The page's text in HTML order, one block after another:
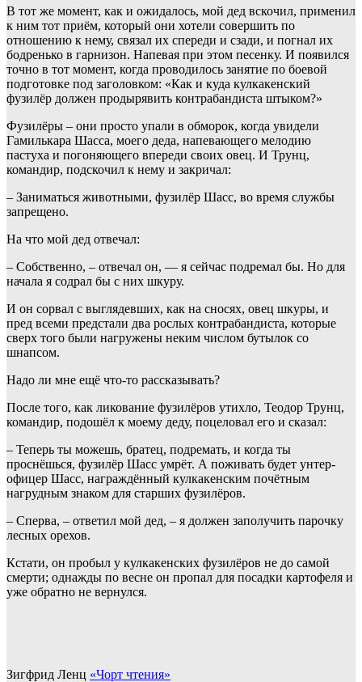
В тот же момент, как и ожидалось, мой дед вскочил, применил
к ним тот приём, который они хотели совершить по
отношению к нему, связал их спереди и сзади, и погнал их
бодренько в гарнизон. Напевая при этом песенку. И появился
точно в тот момент, когда проводилось занятие по боевой
подготовке под заголовком: «Как и куда кулкакенский
фузилёр должен продырявить контрабандиста штыком?»
Фузилёры – они просто упали в обморок, когда увидели
Гамилькара Шасса, моего деда, напевающего мелодию
пастуха и погоняющего впереди своих овец. И Трунц,
командир, подскочил к нему и закричал:
– Заниматься животными, фузилёр Шасс, во время службы
запрещено.
На что мой дед отвечал:
– Собственно, – отвечал он, — я сейчас подремал бы. Но для
начала я содрал бы с них шкуру.
И он сорвал с выглядевших, как на сносях, овец шкуры, и
пред всеми предстали два рослых контрабандиста, которые
сверх того были нагружены неким числом бутылок со
шнапсом.
Надо ли мне ещё что-то рассказывать?
После того, как ликование фузилёров утихло, Теодор Трунц,
командир, подошёл к моему деду, поцеловал его и сказал:
– Теперь ты можешь, братец, подремать, и когда ты
проснёшься, фузилёр Шасс умрёт. А поживать будет унтер-
офицер Шасс, награждённый кулкакенским почётным
нагрудным знаком для старших фузилёров.
– Сперва, – ответил мой дед, – я должен заполучить парочку
лесных орехов.
Кстати, он пробыл у кулкакенских фузилёров не до самой
смерти; однажды по весне он пропал для посадки картофеля и
уже обратно не вернулся.
Зигфрид Ленц «Чорт чтения»